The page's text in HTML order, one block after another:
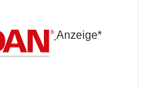
Anzeige*